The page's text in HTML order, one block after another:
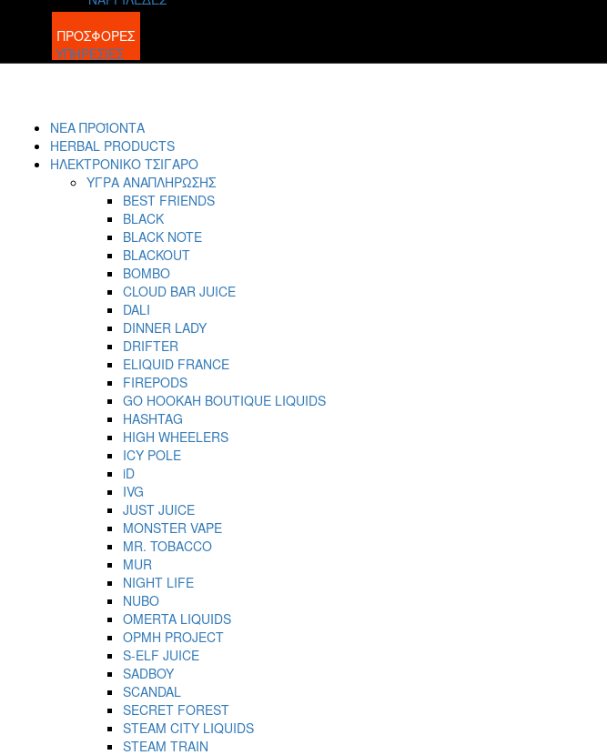
BLOG
ΠΡΟΣΦΟΡΕΣ
ΥΠΗΡΕΣΙΕΣ
ΝΕΑ ΠΡΟΪΟΝΤΑ
HERBAL PRODUCTS
ΗΛΕΚΤΡΟΝΙΚΟ ΤΣΙΓΑΡΟ
ΥΓΡΑ ΑΝΑΠΛΗΡΩΣΗΣ
BEST FRIENDS
BLACK
BLACK NOTE
BLACKOUT
BOMBO
CLOUD BAR JUICE
DALI
DINNER LADY
DRIFTER
ELIQUID FRANCE
FIREPODS
GO HOOKAH BOUTIQUE LIQUIDS
HASHTAG
HIGH WHEELERS
ICY POLE
iD
IVG
JUST JUICE
MONSTER VAPE
MR. TOBACCO
MUR
NIGHT LIFE
NUBO
OMERTA LIQUIDS
OPMH PROJECT
S-ELF JUICE
SADBOY
SCANDAL
SECRET FOREST
STEAM CITY LIQUIDS
STEAM TRAIN